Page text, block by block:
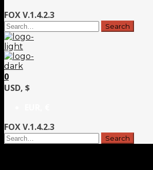
FOX V.1.4.2.3
0
USD, $
FOX V.1.4.2.3